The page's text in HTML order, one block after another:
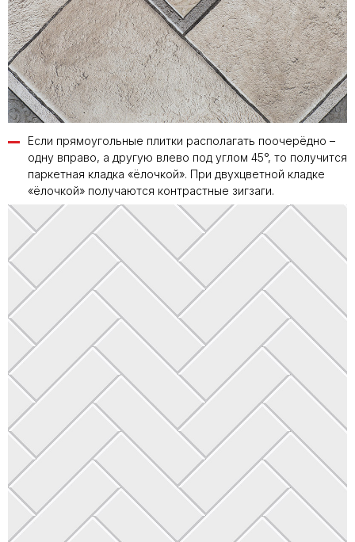
Если прямоугольные плитки располагать поочерёдно –
одну вправо, а другую влево под углом 45°, то получится
паркетная кладка «ёлочкой». При двухцветной кладке
«ёлочкой» получаются контрастные зигзаги.